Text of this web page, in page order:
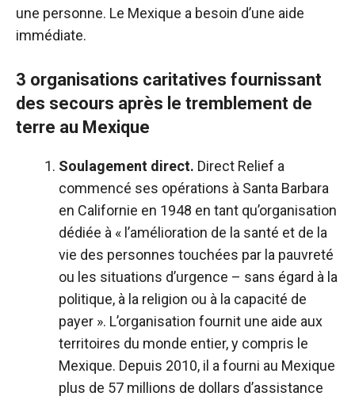
une personne. Le Mexique a besoin d’une aide
immédiate.
3 organisations caritatives fournissant
des secours après le tremblement de
terre au Mexique
Soulagement direct. Direct Relief a
commencé ses opérations à Santa Barbara
en Californie en 1948 en tant qu’organisation
dédiée à « l’amélioration de la santé et de la
vie des personnes touchées par la pauvreté
ou les situations d’urgence – sans égard à la
politique, à la religion ou à la capacité de
payer ». L’organisation fournit une aide aux
territoires du monde entier, y compris le
Mexique. Depuis 2010, il a fourni au Mexique
plus de 57 millions de dollars d’assistance